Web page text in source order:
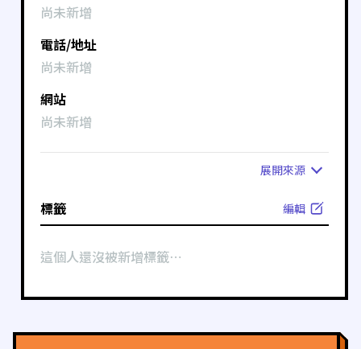
尚未新增
電話/地址
尚未新增
網站
尚未新增
展開來源
標籤 編輯
這個人還沒被新增標籤⋯